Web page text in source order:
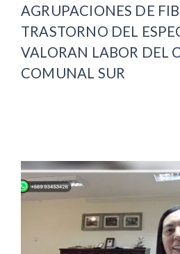
AGRUPACIONES DE
TRASTORNO DEL
VALORAN LABOR DEL
COMUNAL SUR